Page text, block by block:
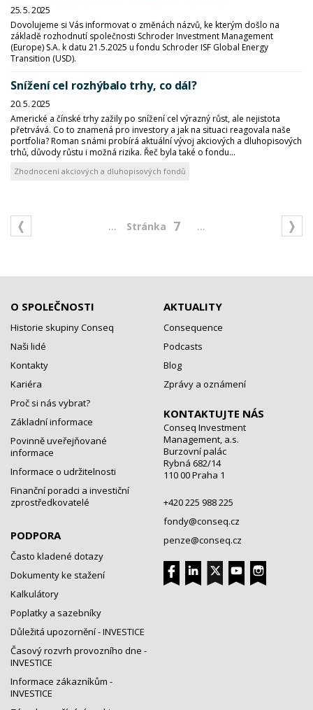
25. 5. 2025
Dovolujeme si Vás informovat o změnách názvů, ke kterým došlo na
základě rozhodnutí společnosti Schroder Investment Management
(Europe) S.A. k datu 21.5.2025 u fondu Schroder ISF Global Energy
Transition (USD).
Snížení cel rozhýbalo trhy, co dál?
20. 5. 2025
Americké a čínské trhy zažily po snížení cel výrazný růst, ale nejistota
přetrvává. Co to znamená pro investory a jak na situaci reagovala naše
portfolia? Roman s námi probírá aktuální vývoj akciových a dluhopisových
trhů, důvody růstu i možná rizika. Řeč byla také o fondu...
Zhodnocení akciových a dluhopisových fondů
... 7 ...
O SPOLEČNOSTI
Historie skupiny Conseq
Naši lidé
Kontakty
Kariéra
Proč si nás vybrat?
Základní informace
Povinně uveřejňované
informace
Informace o udržitelnosti
Finanční poradci a investiční
zprostředkovatelé
PODPORA
Často kladené dotazy
Dokumenty ke stažení
Kalkulátory
Poplatky a sazebníky
Důležitá upozornění - INVESTICE
Časový rozvrh provozního dne -
INVESTICE
Informace zákazníkům -
INVESTICE
AKTUALITY
Consequence
Podcasts
Blog
Zprávy a oznámení
KONTAKTUJTE NÁS
Conseq Investment
Management, a.s.
Burzovní palác
Rybná 682/14
110 00 Praha 1
+420 225 988 225
fondy@conseq.cz
penze@conseq.cz